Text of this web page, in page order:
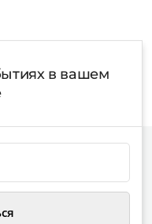
в вашем